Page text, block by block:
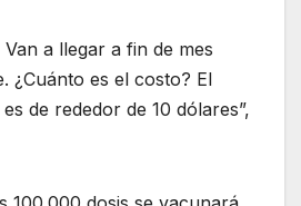
Van a llegar a fin de mes
¿Cuánto es el costo? El
de rededor de 10 dólares”,